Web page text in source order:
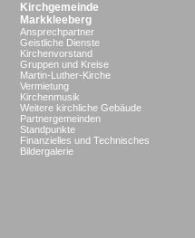
Kirchgemeinde
Markkleeberg
Ansprechpartner
Geistliche Dienste
Kirchenvorstand
Gruppen und Kreise
Martin-Luther-Kirche
Vermietung
Kirchenmusik
Weitere kirchliche Gebäude
Partnergemeinden
Standpunkte
Finanzielles und Technisches
Bildergalerie